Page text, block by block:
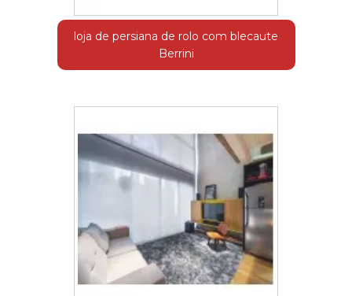
loja de persiana de rolo com blecaute
Berrini